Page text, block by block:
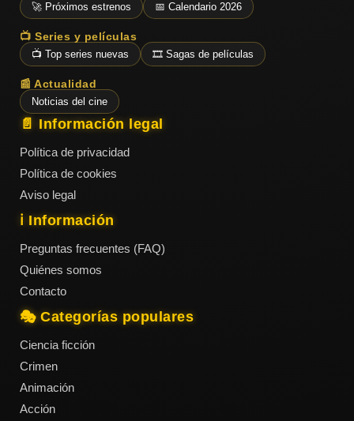
🚀 Próximos estrenos 📅 Calendario 2026
📺 Series y películas
📺 Top series nuevas 🎞️ Sagas de películas
📰 Actualidad
Noticias del cine
📄 Información legal
Política de privacidad
Política de cookies
Aviso legal
ℹ️ Información
Preguntas frecuentes (FAQ)
Quiénes somos
Contacto
🎭 Categorías populares
Ciencia ficción
Crimen
Animación
Acción